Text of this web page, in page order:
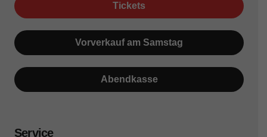
Tickets
Vorverkauf am Samstag
Abendkasse
Service